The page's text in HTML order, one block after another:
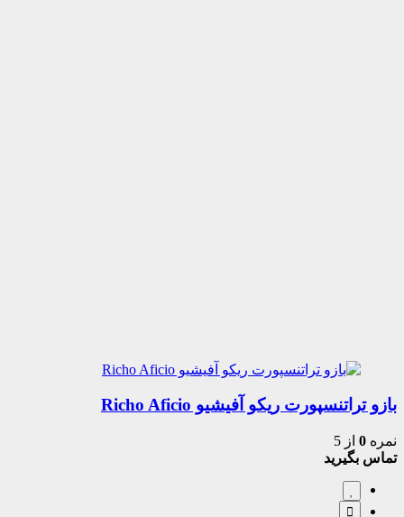
بازو تراتنسپورت ریکو آفیشیو Richo Aficio
نمره 0 از 5
تماس بگیرید